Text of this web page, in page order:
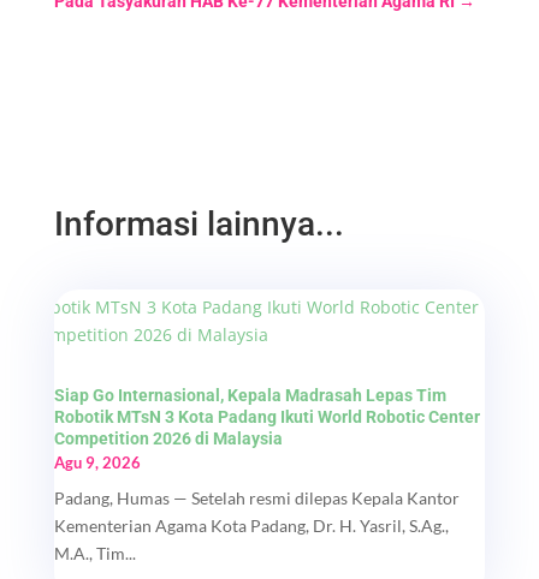
Informasi lainnya...
Siap Go Internasional, Kepala Madrasah Lepas Tim
Robotik MTsN 3 Kota Padang Ikuti World Robotic Center
Competition 2026 di Malaysia
Agu 9, 2026
Padang, Humas — Setelah resmi dilepas Kepala Kantor
Kementerian Agama Kota Padang, Dr. H. Yasril, S.Ag.,
M.A., Tim...